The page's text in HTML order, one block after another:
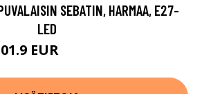
SEBATIN, HARMAA, E27-
LED
EUR